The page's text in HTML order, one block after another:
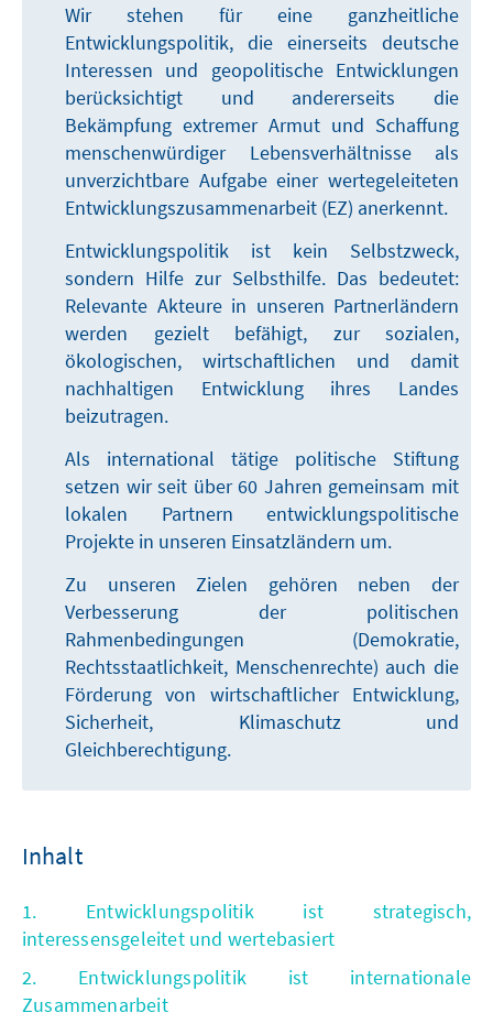
Wir stehen für eine ganzheitliche
Entwicklungspolitik, die einerseits deutsche
Interessen und geopolitische Entwicklungen
berücksichtigt und andererseits die
Bekämpfung extremer Armut und Schaffung
menschenwürdiger Lebensverhältnisse als
unverzichtbare Aufgabe einer wertegeleiteten
Entwicklungszusammenarbeit (EZ) anerkennt.
Entwicklungspolitik ist kein Selbstzweck,
sondern Hilfe zur Selbsthilfe. Das bedeutet:
Relevante Akteure in unseren Partnerländern
werden gezielt befähigt, zur sozialen,
ökologischen, wirtschaftlichen und damit
nachhaltigen Entwicklung ihres Landes
beizutragen.
Als international tätige politische Stiftung
setzen wir seit über 60 Jahren gemeinsam mit
lokalen Partnern entwicklungspolitische
Projekte in unseren Einsatzländern um.
Zu unseren Zielen gehören neben der
Verbesserung der politischen
Rahmenbedingungen (Demokratie,
Rechtsstaatlichkeit, Menschenrechte) auch die
Förderung von wirtschaftlicher Entwicklung,
Sicherheit, Klimaschutz und
Gleichberechtigung.
Inhalt
1. Entwicklungspolitik ist strategisch,
interessensgeleitet und wertebasiert
2. Entwicklungspolitik ist internationale
Zusammenarbeit